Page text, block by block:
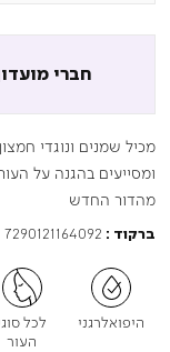
חברי
מכיל שמנים ונוגדי
ומסייעים בהגנה על
מהדור החדש
ברקוד : 7290121164092
היפואלרגני
לכל
העור